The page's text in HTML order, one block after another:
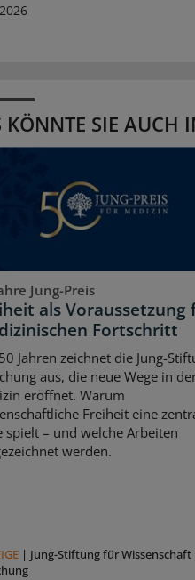
KÖNNTE SIE AUCH
Jung-Preis
als Voraussetzung
Fortschritt
Jahren zeichnet die Jung-
aus, die neue Wege in
eröffnet. Warum
Freiheit eine
spielt – und welche Arbeiten
werden.
| Jung-Stiftung für Wissenschaft